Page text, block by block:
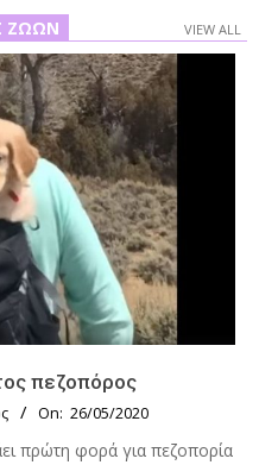
ΖΏΩΝ VIEW ALL
πεζοπόρος
On: 26/05/2020
πρώτη φορά για πεζοπορία